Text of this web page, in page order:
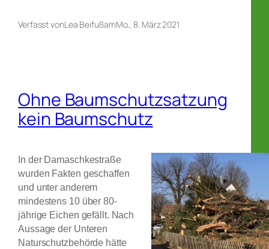
Verfasst vonLea BeifußamMo., 8. März 2021
Ohne Baumschutzsatzung
kein Baumschutz
In der Damaschkestraße
wurden Fakten geschaffen
und unter anderem
mindestens 10 über 80-
jährige Eichen gefällt. Nach
Aussage der Unteren
Naturschutzbehörde hätte